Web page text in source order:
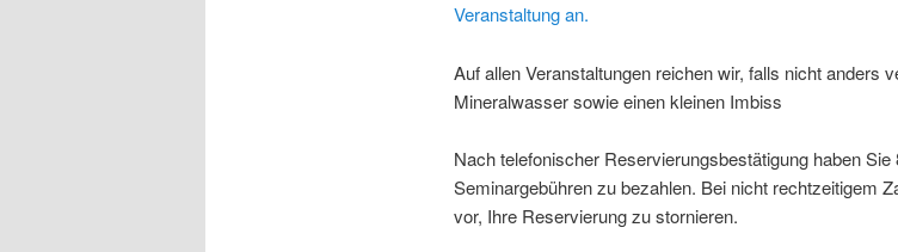
Veranstaltung an.
Auf allen Veranstaltungen reichen wir, falls nicht anders
Mineralwasser sowie einen kleinen Imbiss
Nach telefonischer Reservierungsbestätigung haben Sie
Seminargebühren zu bezahlen. Bei nicht rechtzeitigem
vor, Ihre Reservierung zu stornieren.